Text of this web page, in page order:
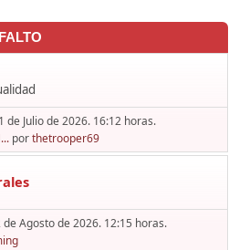
de Julio de 2026. 16:12 horas.
porthetrooper69
Agosto de 2026. 12:15 horas.